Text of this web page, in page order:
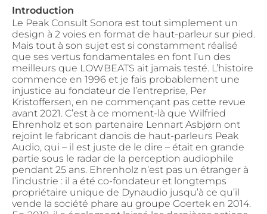
Introduction
Le Peak Consult Sonora est tout simplement un
design à 2 voies en format de haut-parleur sur pied.
Mais tout à son sujet est si constamment réalisé
que ses vertus fondamentales en font l’un des
meilleurs que LOWBEATS ait jamais testé. L’histoire
commence en 1996 et je fais probablement une
injustice au fondateur de l’entreprise, Per
Kristoffersen, en ne commençant pas cette revue
avant 2021. C’est à ce moment-là que Wilfried
Ehrenholz et son partenaire Lennart Asbjørn ont
rejoint le fabricant danois de haut-parleurs Peak
Audio, qui – il est juste de le dire – était en grande
partie sous le radar de la perception audiophile
pendant 25 ans. Ehrenholz n’est pas un étranger à
l’industrie : il a été co-fondateur et longtemps
propriétaire unique de Dynaudio jusqu’à ce qu’il
vende la société phare au groupe Goertek en 2014.